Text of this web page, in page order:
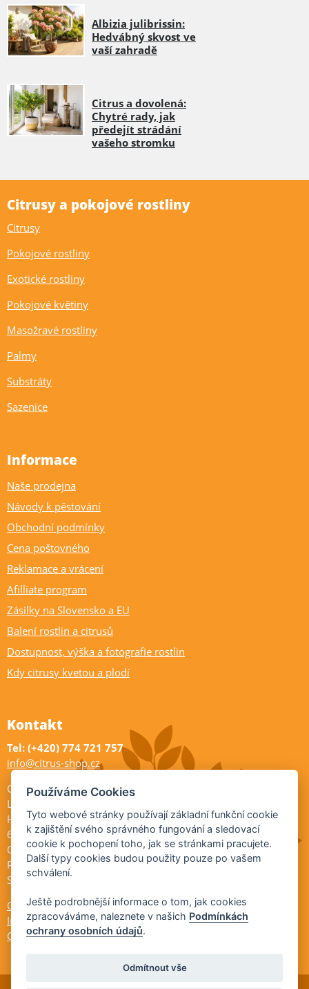
Albizia julibrissin:
Hedvábný skvost ve
vaší zahradě
Citrus a dovolená:
Chytré rady, jak
předejít strádání
vašeho stromku
Citrusy a pokojové rostliny
Citrusy
Pokojové rostliny
Exotické rostliny
Pokojové květiny
Masožravé rostliny
Palmy
Substráty
Sazenice
Informace
Naše prodejna
Návody k pěstování
Obchodní podmínky
Cena poštovného
Reklamace a vrácení
Afilliate program
Zásilky na Slovensko a EU
Balení rostlin a citrusů
Dostupnost, výška a fotografie rostlin
Kdy citrusy kvetou a plodí
Kontakt
Tel: (+420) 774 721 757
info@citrus-shop.cz
Citrus shop zahradnictví
Legionářů 2
Hodonín
695 01
Otevřeno:
Po-Pá 9-17
So 9-11:30
Ochrana osobních údajů
Informace ÚKZÚZ
Cookies
Používáme Cookies
Tyto webové stránky používají základní funkční cookie
k zajištění svého správného fungování a sledovací
cookie k pochopení toho, jak se stránkami pracujete.
Další typy cookies budou použity pouze po vašem
schválení.
Ještě podrobnější informace o tom, jak cookies
zpracováváme, naleznete v našich Podmínkách
ochrany osobních údajů.
Odmítnout vše